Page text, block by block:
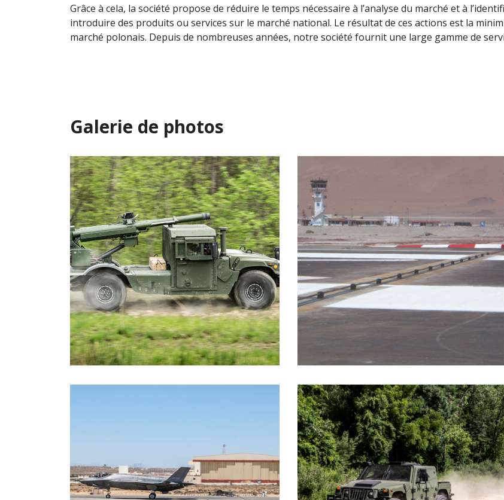
Grâce à cela, la société propose de réduire le temps nécessaire à l’analyse du marché et à
introduire des produits ou services sur le marché national. Le résultat de ces actions est la
marché polonais. Depuis de nombreuses années, notre société fournit une large gamme de
Galerie de photos